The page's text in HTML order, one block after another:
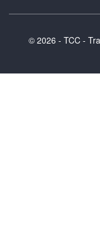
© 2026 - TCC -